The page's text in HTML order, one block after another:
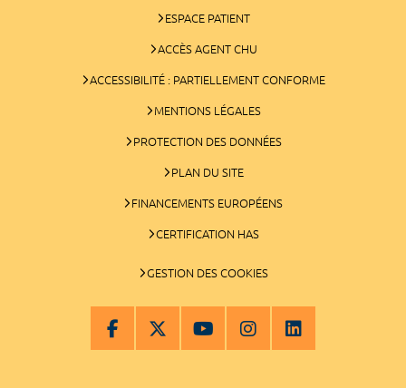
ESPACE PATIENT
ACCÈS AGENT CHU
ACCESSIBILITÉ : PARTIELLEMENT CONFORME
MENTIONS LÉGALES
PROTECTION DES DONNÉES
PLAN DU SITE
FINANCEMENTS EUROPÉENS
CERTIFICATION HAS
GESTION DES COOKIES